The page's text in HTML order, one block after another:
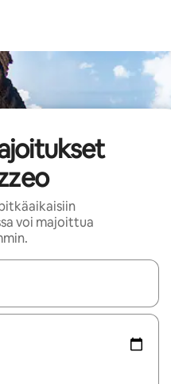
voi majoittua
navigoi ylös- ja alas-